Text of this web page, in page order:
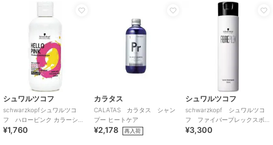
シュワルツコフ
schwarzkopfシュワルツコ
フ ハローピンク カラーシャ
ンプー
¥1,760
カラタス
CALATAS カラタス シャン
プー ヒートケア
¥2,178 再入荷
シュワルツコフ
schwarzkopf シュワルツコ
フ ファイバープレックスボ
ンドシャンプー250ml
¥3,300